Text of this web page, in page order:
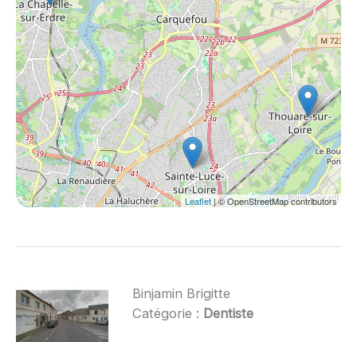
Leaflet | © OpenStreetMap contributors
Binjamin Brigitte
Catégorie : Dentiste